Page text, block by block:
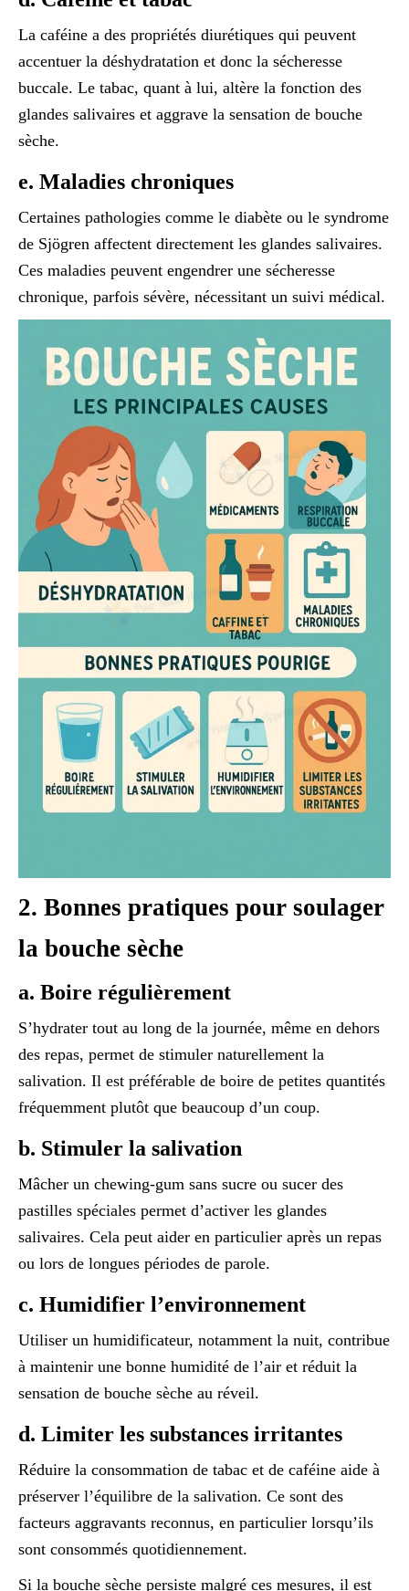
La caféine a des propriétés diurétiques qui peuvent
accentuer la déshydratation et donc la sécheresse
buccale. Le tabac, quant à lui, altère la fonction des
glandes salivaires et aggrave la sensation de bouche
sèche.
e. Maladies chroniques
Certaines pathologies comme le diabète ou le syndrome
de Sjögren affectent directement les glandes salivaires.
Ces maladies peuvent engendrer une sécheresse
chronique, parfois sévère, nécessitant un suivi médical.
2. Bonnes pratiques pour soulager
la bouche sèche
a. Boire régulièrement
S’hydrater tout au long de la journée, même en dehors
des repas, permet de stimuler naturellement la
salivation. Il est préférable de boire de petites quantités
fréquemment plutôt que beaucoup d’un coup.
b. Stimuler la salivation
Mâcher un chewing-gum sans sucre ou sucer des
pastilles spéciales permet d’activer les glandes
salivaires. Cela peut aider en particulier après un repas
ou lors de longues périodes de parole.
c. Humidifier l’environnement
Utiliser un humidificateur, notamment la nuit, contribue
à maintenir une bonne humidité de l’air et réduit la
sensation de bouche sèche au réveil.
d. Limiter les substances irritantes
Réduire la consommation de tabac et de caféine aide à
préserver l’équilibre de la salivation. Ce sont des
facteurs aggravants reconnus, en particulier lorsqu’ils
sont consommés quotidiennement.
Si la bouche sèche persiste malgré ces mesures, il est